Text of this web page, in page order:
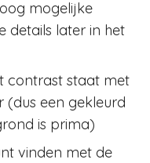
mogelijke
details later in het
contrast staat met
(dus een gekleurd
is prima)
vinden met de